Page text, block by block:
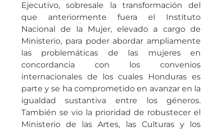
Ejecutivo, sobresale la transformación del
que anteriormente fuera el Instituto
Nacional de la Mujer, elevado a cargo de
Ministerio, para poder abordar ampliamente
las problemáticas de las mujeres en
concordancia con los convenios
internacionales de los cuales Honduras es
parte y se ha comprometido en avanzar en la
igualdad sustantiva entre los géneros.
También se vio la prioridad de robustecer el
Ministerio de las Artes, las Culturas y los